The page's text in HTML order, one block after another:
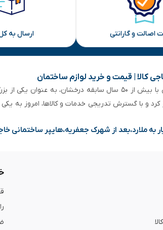
اصالت و گارانتی ارسال به
کالا | قیمت و خرید لوازم ساختمان
هایپر ساختمانی خاجی‌ با بیش از ۵۰ سال سابقه‌
کرد و با گسترش تدریجی خدمات و کالاها، امروز
به ملارد،بعد از شهرک جعفریه،هایپر ساختمانی